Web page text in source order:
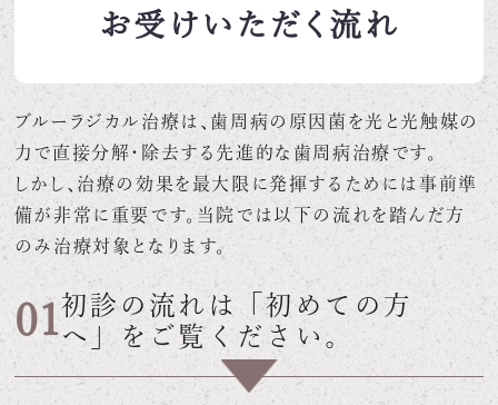
お受けいただく流れ
ブルーラジカル治療は、歯周病の原因菌を光と光触媒の
力で直接分解・除去する先進的な歯周病治療です。
しかし、治療の効果を最大限に発揮するためには事前準
備が非常に重要です。当院では以下の流れを踏んだ方
のみ治療対象となります。
01 初診の流れは「初めての方
へ
」をご覧ください。